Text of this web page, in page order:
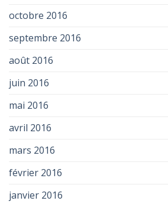
octobre 2016
septembre 2016
août 2016
juin 2016
mai 2016
avril 2016
mars 2016
février 2016
janvier 2016